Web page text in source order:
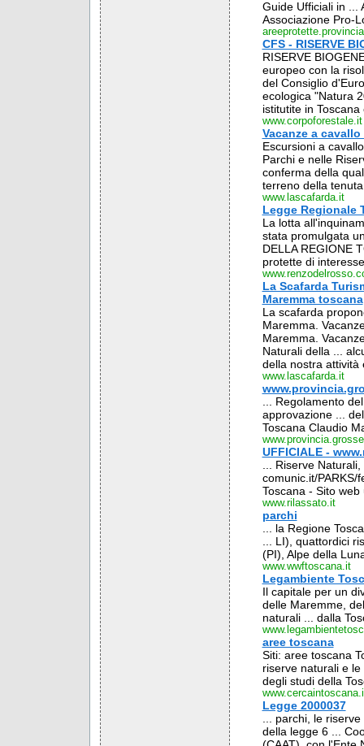
Guide Ufficiali in ...
Associazione Pro-
CFS - RISERVE
RISERVE
europeo con la
del Consiglio
ecologica "Natura
istitutite in
www.corpoforestale.it
Vacanze a
Escursioni a
Parchi e nelle
conferma della
terreno della
www.lascafarda.it
Legge Regionale
La lotta
stata promulgata
DELLA REGIONE
protette di
La Scafarda
Maremma toscana
La scafarda
Maremma.
Maremma.
Naturali della ...
della nostra attività
www.lascafarda.it
... Regolamento
approvazione ...
Toscana Claudio
UFFICIALE -
... Riserve
comunic.it/PARKS/
Toscana - Sito
www.rilassato.it
parchi
... la Regione
... LI), quattordici
(PI), Alpe della
www.wwftoscana.it
Legambiente
Il capitale per un
delle Maremme,
naturali ... dalla
aree toscana
Siti: aree toscana
riserve naturali e
degli studi della
Legge 2000037
... parchi, le
della legge 6 ...